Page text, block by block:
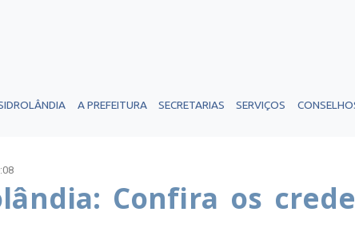
A PREFEITURA SECRETARIAS SERVIÇOS
Confira os